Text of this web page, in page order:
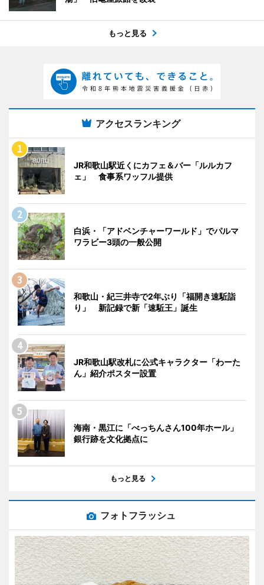
もっと見る
アクセスランキング
JR和歌山駅近くにカフェ＆バー「ルルカフ
ェ」 食事系ワッフル提供
白浜・「アドベンチャーワールド」でパルマ
ワラビー3頭の一般公開
和歌山・紀三井寺で2年ぶり「福開き速駈詣
り」 新記録で新「速駈王」誕生
JR和歌山駅改札に公式キャラクター「わーた
ん」紹介ポスター設置
海南・黒江に「べっちんさん100年ホール」
銀行跡を文化拠点に
もっと見る
フォトフラッシュ